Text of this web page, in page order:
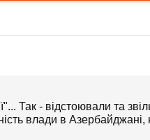
Так - відстоювали та
влади в